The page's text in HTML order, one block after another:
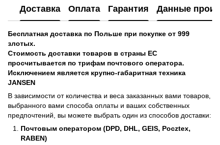
Доставка Оплата Гарантия Данные
Бесплатная доставка по Польше при покупке от 999
злотых.
Стоимость доставки товаров в страны ЕС
просчитывается по трифам почтового оператора.
Исключением является крупно-габаритная техника
JANSEN
В зависимости от количества и веса заказанных вами товаров,
выбранного вами способа оплаты и ваших собственных
предпочтений, вы можете выбрать один из способов доставки:
Почтовым оператором (DPD, DHL, GEIS, Pocztex,
RABEN)